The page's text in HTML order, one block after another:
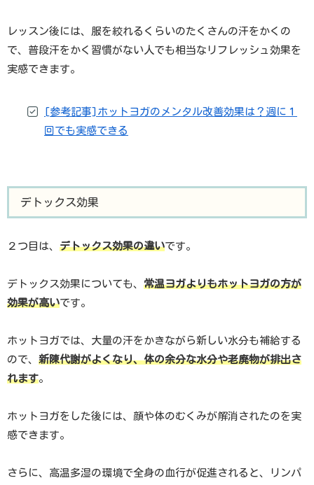
レッスン後には、服を絞れるくらいのたくさんの汗をかくの
で、普段汗をかく習慣がない人でも相当なリフレッシュ効果を
実感できます。
[参考記事]ホットヨガのメンタル改善効果は？週に１
回でも実感できる
デトックス効果
２つ目は、 デトックス効果の違いです。
デトックス効果についても、 常温ヨガよりもホットヨガの方が
効果が高いです。
ホットヨガでは、大量の汗をかきながら新しい水分も補給する
ので、 新陳代謝がよくなり、体の余分な水分や老廃物が排出さ
れます。
ホットヨガをした後には、顔や体のむくみが解消されたのを実
感できます。
さらに、高温多湿の環境で全身の血行が促進されると、リンパ